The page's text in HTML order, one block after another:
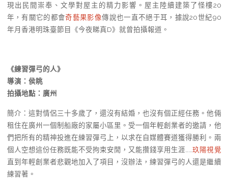
現出⺠間崇奉、⽂學對屋主的精力影響。屋主陸續建築了怪樓20
年，有關它的都會奇藝果影像傳說也⼀直不絕于⽿，據說20世紀90
年月⾹港明珠臺節⽬《今夜睇真D》就曾拍攝報道。
《練習彈弓的人》
導演：侯眺
拍攝地點：廣州
簡介：這對情侶三十多歲了，還沒有結婚，也沒有個正經任務。他倆
租住在廣州一個制船廠的家屬小區里。受一個年輕創業者的邀請，他
們把所有的精神投進在練習彈弓上，以求在自媒體賽道獲得勝利。兩
個人空想這份任務既能不受拘束安閒，又能攢錢享用生涯……玖陽視覺
直到年輕創業者悲觀地加入了項目，沒辦法，練習彈弓的人還是繼續
練習著。